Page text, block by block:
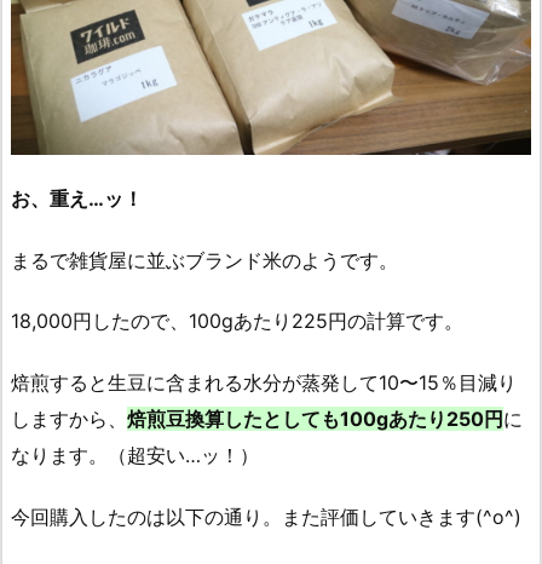
お、重え…ッ！
まるで雑貨屋に並ぶブランド米のようです。
18,000円したので、100gあたり225円の計算です。
焙煎すると生豆に含まれる水分が蒸発して10〜15％目減り
しますから、 焙煎豆換算したとしても100gあたり250円 に
なります。（超安い…ッ！）
今回購入したのは以下の通り。また評価していきます(^o^)